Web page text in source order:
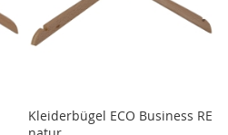
Kleiderbügel ECO Business RE